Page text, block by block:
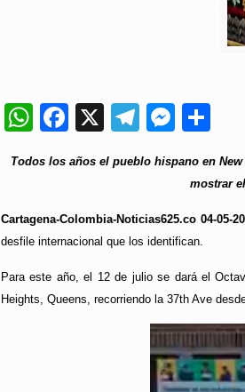
WhatsApp
Facebook
X Telegram
Todos los años el pueblo hispano en
mostrar
Cartagena-Colombia-Noticias625.co 04-05-
desfile internacional que los identifican.
Para este año, el 12 de julio se dará el
Heights, Queens, recorriendo la 37th Ave